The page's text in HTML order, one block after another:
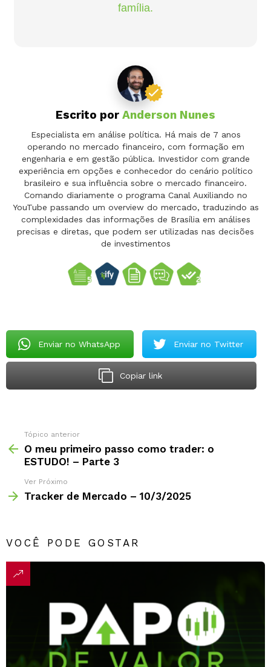
família.
Escrito por Anderson Nunes
Especialista em análise política. Há mais de 7 anos
operando no mercado financeiro, com formação em
engenharia e em gestão pública. Investidor com grande
experiência em opções e conhecedor do cenário político
brasileiro e sua influência sobre o mercado financeiro.
Comando diariamente o programa Canal Auxiliando no
YouTube passando um overview do mercado, traduzindo as
complexidades das informações de Brasília em análises
precisas e diretas, que podem ser utilizadas nas decisões
de investimentos
Enviar no WhatsApp Enviar no Twitter
Copiar link
Tópico anterior
O meu primeiro passo como trader: o
ESTUDO! – Parte 3
Ver Próximo
Tracker de Mercado – 10/3/2025
VOCÊ PODE GOSTAR